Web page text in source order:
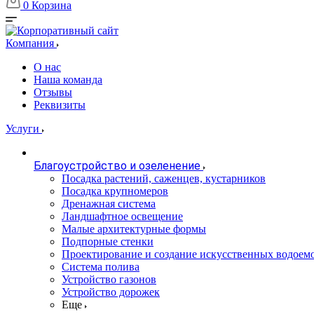
0 Корзина
Компания
О нас
Наша команда
Отзывы
Реквизиты
Услуги
Благоустройство и озеленение
Посадка растений, саженцев, кустарников
Посадка крупномеров
Дренажная система
Ландшафтное освещение
Малые архитектурные формы
Подпорные стенки
Проектирование и создание искусственных
Система полива
Устройство газонов
Устройство дорожек
Еще